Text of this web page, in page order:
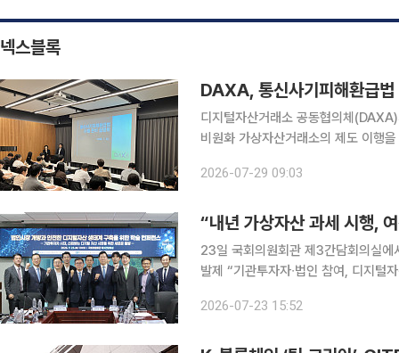
넥스블록
DAXA, 통신사기피해환급
디지털자산거래소 공동협의체
비원화 가상자산거래소의 제도 이행을 지원한다. DAXA는 지난 28일 서울
2026-07-29 09:03
“내년 가상자산 과세 시행,
23일 국회의원회관 제3간담회의실에
발제 “기관투자자∙법인 참여, 디지털
께하는 시장으로 진화하고 있다. 법인
2026-07-23 15:52